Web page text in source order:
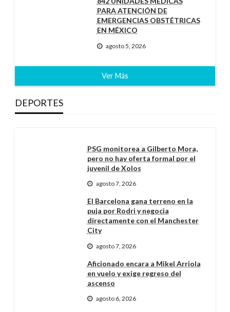
PARA ATENCIÓN DE
EMERGENCIAS OBSTÉTRICAS
EN MÉXICO
agosto 5, 2026
Ver Más
DEPORTES
PSG monitorea a Gilberto Mora,
pero no hay oferta formal por el
juvenil de Xolos
agosto 7, 2026
El Barcelona gana terreno en la
puja por Rodri y negocia
directamente con el Manchester
City
agosto 7, 2026
Aficionado encara a Mikel Arriola
en vuelo y exige regreso del
ascenso
agosto 6, 2026